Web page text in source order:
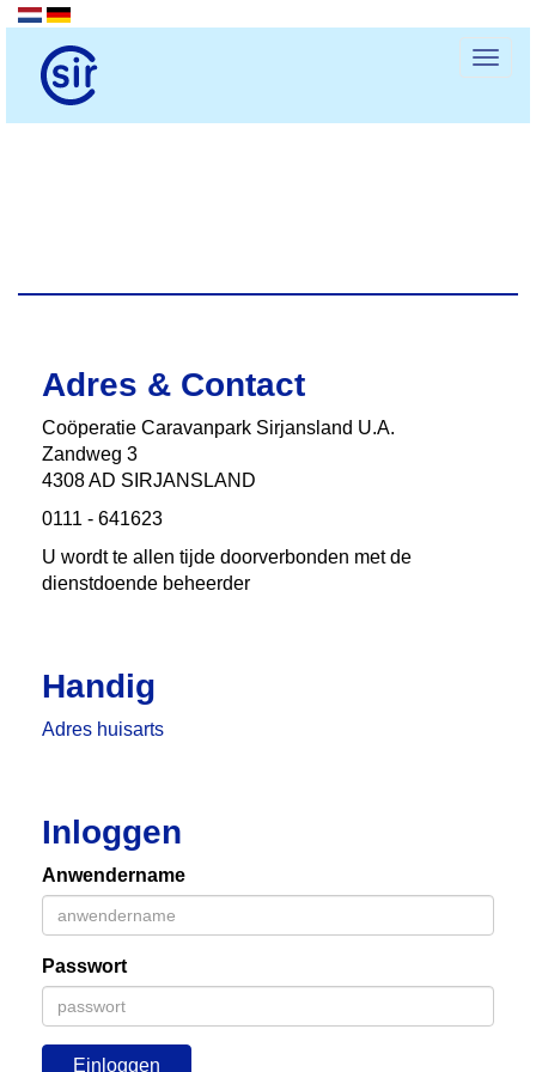
Adres & Contact
Coӧperatie Caravanpark Sirjansland U.A.
Zandweg 3
4308 AD SIRJANSLAND
0111 - 641623
U wordt te allen tijde doorverbonden met de
dienstdoende beheerder
Handig
Adres huisarts
Inloggen
Anwendername
Passwort
Einloggen